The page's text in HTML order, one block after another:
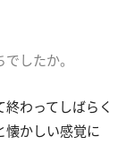
したか。
わってしばらく
懐かしい感覚に